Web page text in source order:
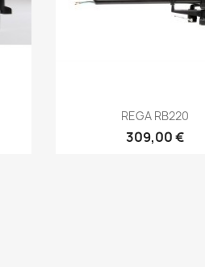
Anteprima
REGA RB220
309,00 €